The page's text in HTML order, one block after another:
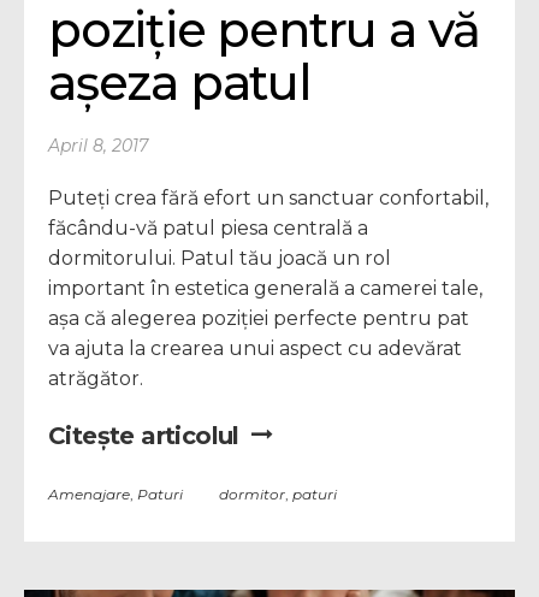
poziție pentru a vă
așeza patul
April 8, 2017
Puteți crea fără efort un sanctuar confortabil,
făcându-vă patul piesa centrală a
dormitorului. Patul tău joacă un rol
important în estetica generală a camerei tale,
așa că alegerea poziției perfecte pentru pat
va ajuta la crearea unui aspect cu adevărat
atrăgător.
Citește articolul
Amenajare Paturi dormitor paturi